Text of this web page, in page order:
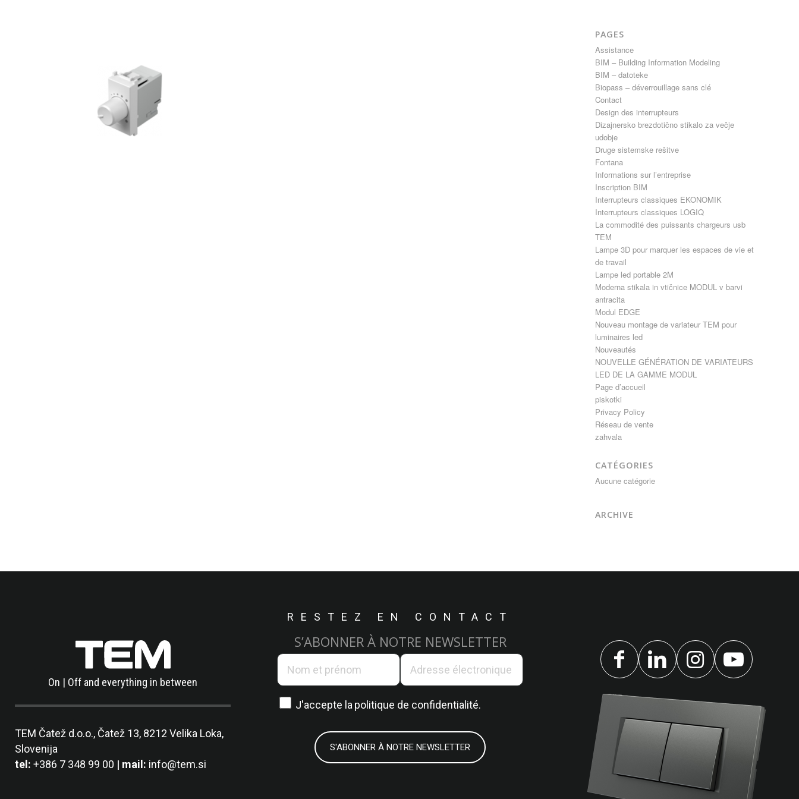
PAGES
Assistance
BIM – Building Information Modeling
BIM – datoteke
Biopass – déverrouillage sans clé
Contact
Design des interrupteurs
Dizajnersko brezdotično stikalo za večje
udobje
Druge sistemske rešitve
Fontana
Informations sur l’entreprise
Inscription BIM
Interrupteurs classiques EKONOMIK
Interrupteurs classiques LOGIQ
La commodité des puissants chargeurs usb
TEM
Lampe 3D pour marquer les espaces de vie et
de travail
Lampe led portable 2M
Moderna stikala in vtičnice MODUL v barvi
antracita
Modul EDGE
Nouveau montage de variateur TEM pour
luminaires led
Nouveautés
NOUVELLE GÉNÉRATION DE VARIATEURS
LED DE LA GAMME MODUL
Page d’accueil
piskotki
Privacy Policy
Réseau de vente
zahvala
CATÉGORIES
Aucune catégorie
ARCHIVE
On | Off and everything in between
TEM Čatež d.o.o., Čatež 13, 8212 Velika Loka,
Slovenija
tel: +386 7 348 99 00 | mail: info@tem.si
RESTEZ EN CONTACT
S’ABONNER À NOTRE NEWSLETTER
J'accepte la politique de confidentialité.